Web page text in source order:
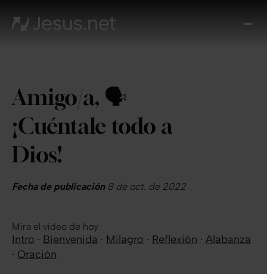
Amigo/a, 🗣
¡Cuéntale todo a
Dios!
Fecha de publicación8 de oct. de 2022
Mira el vídeo de hoy
Intro · Bienvenida · Milagro · Reflexión · Alabanza
· Oración